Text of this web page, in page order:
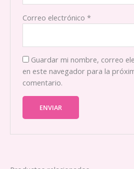
Correo electrónico*
Guardar mi nombre, correo
en este navegador para la
comentario.